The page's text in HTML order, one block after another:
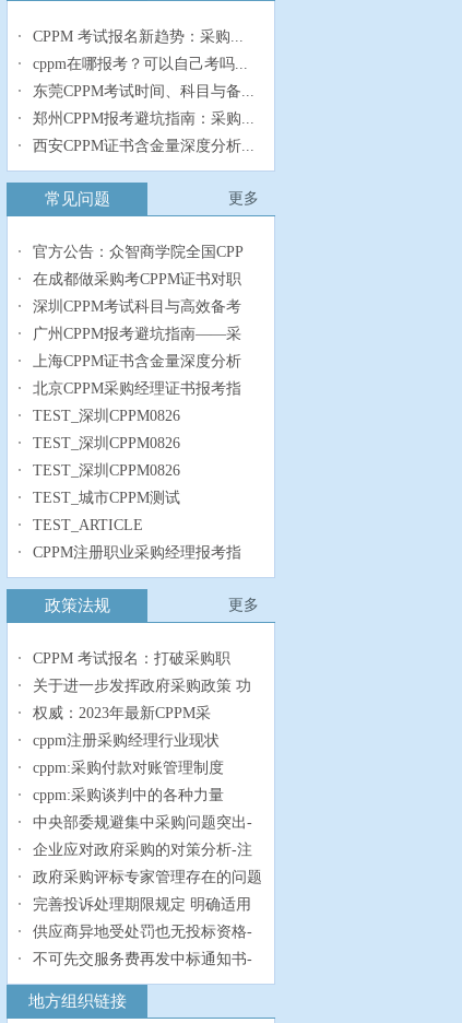
CPPM 考试报名新趋势：采购...
cppm在哪报考？可以自己考吗...
东莞CPPM考试时间、科目与备...
郑州CPPM报考避坑指南：采购...
西安CPPM证书含金量深度分析...
更多
常见问题
官方公告：众智商学院全国CPP
在成都做采购考CPPM证书对职
深圳CPPM考试科目与高效备考
广州CPPM报考避坑指南——采
上海CPPM证书含金量深度分析
北京CPPM采购经理证书报考指
TEST_深圳CPPM0826
TEST_深圳CPPM0826
TEST_深圳CPPM0826
TEST_城市CPPM测试
TEST_ARTICLE
CPPM注册职业采购经理报考指
更多
政策法规
CPPM 考试报名：打破采购职
关于进一步发挥政府采购政策 功
权威：2023年最新CPPM采
cppm注册采购经理行业现状
cppm:采购付款对账管理制度
cppm:采购谈判中的各种力量
中央部委规避集中采购问题突出-
企业应对政府采购的对策分析-注
政府采购评标专家管理存在的问题
完善投诉处理期限规定 明确适用
供应商异地受处罚也无投标资格-
不可先交服务费再发中标通知书-
地方组织链接